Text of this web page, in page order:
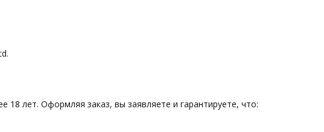
лет. Оформляя заказ, вы заявляете и гарантируете, что: